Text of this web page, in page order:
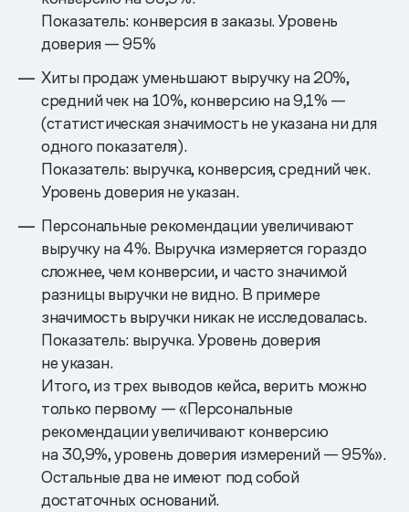
Показатель: конверсия в заказы. Уровень
доверия — 95%
Хиты продаж уменьшают выручку на 20%,
средний чек на 10%, конверсию на 9,1% —
(статистическая значимость не указана ни для
одного показателя).
Показатель: выручка, конверсия, средний чек.
Уровень доверия не указан.
Персональные рекомендации увеличивают
выручку на 4%. Выручка измеряется гораздо
сложнее, чем конверсии, и часто значимой
разницы выручки не видно. В примере
значимость выручки никак не исследовалась.
Показатель: выручка. Уровень доверия
не указан.
Итого, из трех выводов кейса, верить можно
только первому — «Персональные
рекомендации увеличивают конверсию
на 30,9%, уровень доверия измерений — 95%».
Остальные два не имеют под собой
достаточных оснований.